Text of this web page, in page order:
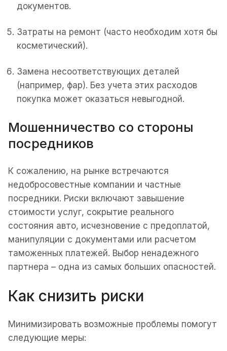
документов.
Затраты на ремонт (часто необходим хотя бы
косметический).
Замена несоответствующих деталей
(например, фар). Без учета этих расходов
покупка может оказаться невыгодной.
Мошенничество со стороны
посредников
К сожалению, на рынке встречаются
недобросовестные компании и частные
посредники. Риски включают завышение
стоимости услуг, сокрытие реального
состояния авто, исчезновение с предоплатой,
манипуляции с документами или расчетом
таможенных платежей. Выбор ненадежного
партнера – одна из самых больших опасностей.
Как снизить риски
Минимизировать возможные проблемы помогут
следующие меры: